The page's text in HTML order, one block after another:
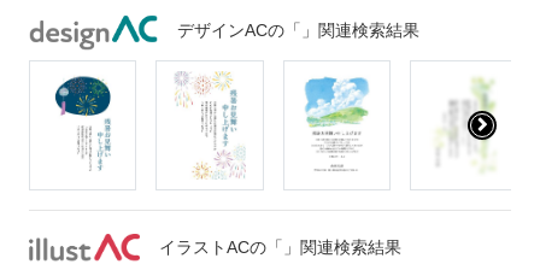
デザインACの「」関連検索結果
イラストACの「」関連検索結果